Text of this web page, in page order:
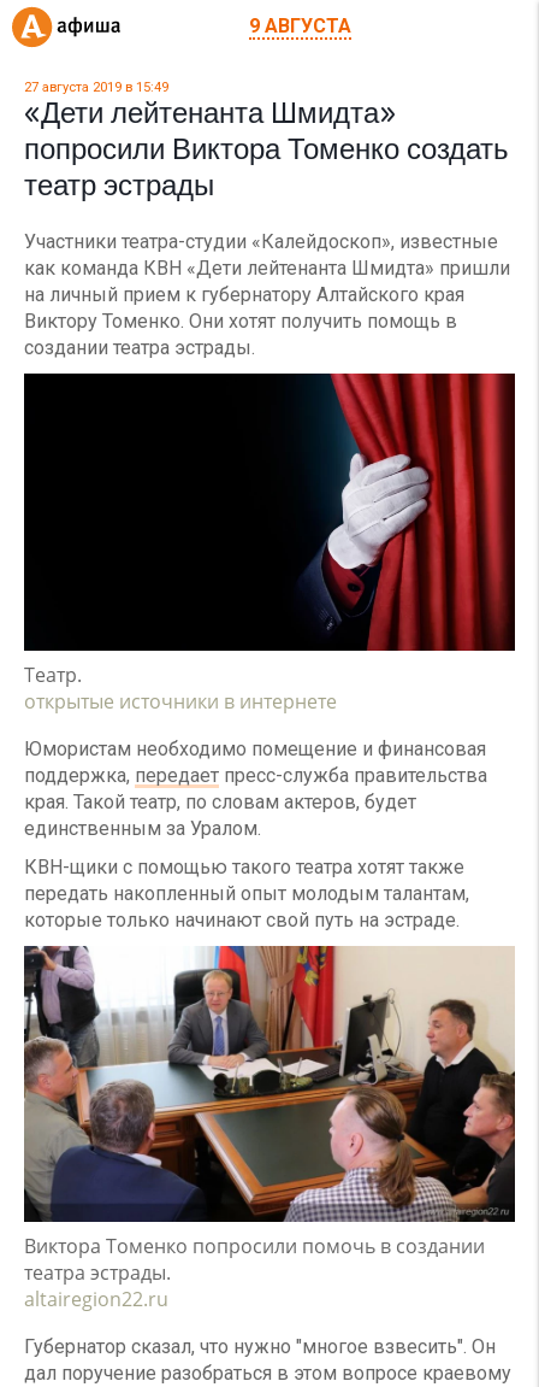
9 АВГУСТА
27 августа 2019 в 15:49
«Дети лейтенанта Шмидта»
попросили Виктора Томенко создать
театр эстрады
Участники театра-студии «Калейдоскоп», известные
как команда КВН «Дети лейтенанта Шмидта» пришли
на личный прием к губернатору Алтайского края
Виктору Томенко. Они хотят получить помощь в
создании театра эстрады.
Театр.
открытые источники в интернете
Юмористам необходимо помещение и финансовая
поддержка, передает пресс-служба правительства
края. Такой театр, по словам актеров, будет
единственным за Уралом.
КВН-щики с помощью такого театра хотят также
передать накопленный опыт молодым талантам,
которые только начинают свой путь на эстраде.
Виктора Томенко попросили помочь в создании
театра эстрады.
altairegion22.ru
Губернатор сказал, что нужно "многое взвесить". Он
дал поручение разобраться в этом вопросе краевому